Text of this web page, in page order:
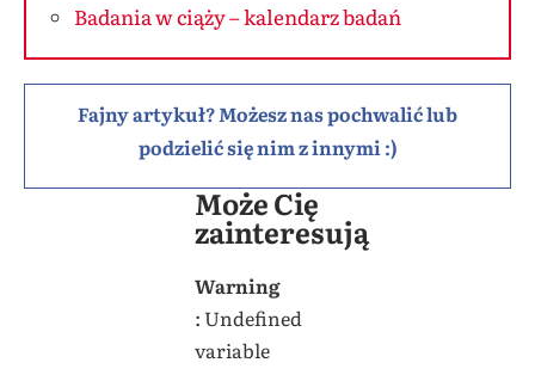
Badania w ciąży – kalendarz badań
Fajny artykuł? Możesz nas pochwalić lub
podzielić się nim z innymi :)
Może Cię
zainteresują
Warning
: Undefined
variable